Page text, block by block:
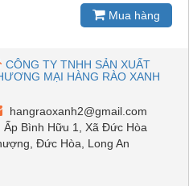
Mua hàng
CÔNG TY TNHH SẢN XUẤT
MẠI HÀNG RÀO XANH
hangraoxanh2@gmail.com
Ấp Bình Hữu 1, Xã Đức Hòa
Đức Hòa, Long An